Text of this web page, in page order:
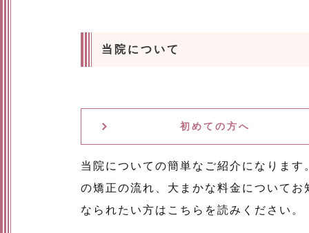
当院について
初めての方へ
当院についての簡単なご紹介になります
の矯正の流れ、大まかな料金についてお
なられたい方はこちらを読みください。